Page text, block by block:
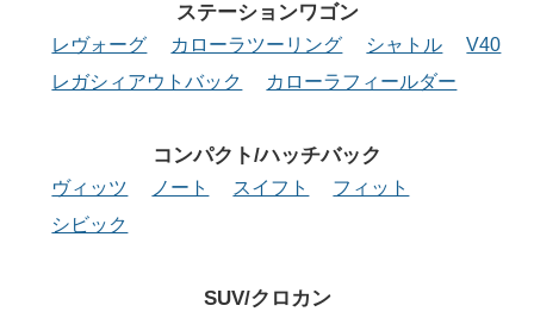
ステーションワゴン
レヴォーグ カローラツーリング シャトル
V40
レガシィアウトバック
カローラフィールダー
コンパクト/ハッチバック
ヴィッツ ノート スイフト
フィット
シビック
SUV/クロカン